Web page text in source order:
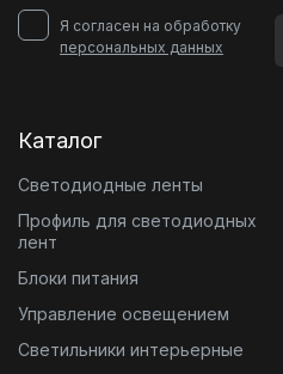
Я согласен на обработку
персональных данных
Каталог
Светодиодные ленты
Профиль для светодиодных
лент
Блоки питания
Управление освещением
Светильники интерьерные